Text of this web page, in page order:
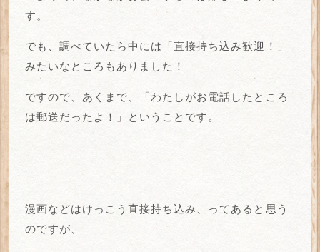
す。
でも、調べていたら中には「直接持ち込み歓迎！」
みたいなところもありました！
ですので、あくまで、「わたしがお電話したところ
は郵送だったよ！」ということです。
漫画などはけっこう直接持ち込み、ってあると思う
のですが、